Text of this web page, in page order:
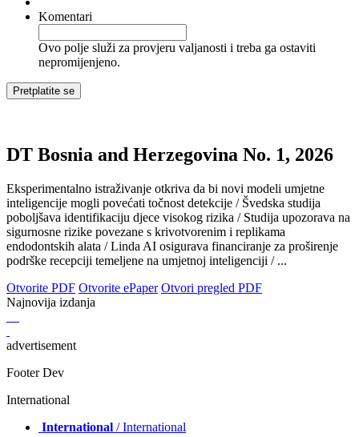
Komentari
Ovo polje služi za provjeru valjanosti i treba ga ostaviti
nepromijenjeno.
DT Bosnia and Herzegovina No. 1, 2026
Eksperimentalno istraživanje otkriva da bi novi modeli umjetne
inteligencije mogli povećati točnost detekcije / Švedska studija
poboljšava identifikaciju djece visokog rizika / Studija upozorava na
sigurnosne rizike povezane s krivotvorenim i replikama
endodontskih alata / Linda AI osigurava financiranje za proširenje
podrške recepciji temeljene na umjetnoj inteligenciji / ...
Otvorite PDF Otvorite ePaper Otvori pregled PDF
Najnovija izdanja
advertisement
Footer Dev
International
International / International